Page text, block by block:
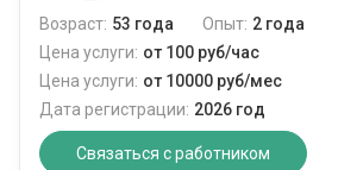
Возраст: 53 года Опыт: 2 года
Цена услуги: от 100 руб/час
Цена услуги: от 10000 руб/мес
Дата регистрации: 2026 год
Связаться с работником